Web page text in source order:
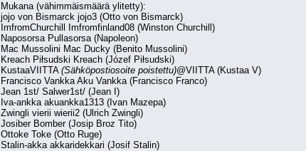
Mukana (vähimmäismäärä ylitetty):
jojo von Bismarck jojo3 (Otto von Bismarck)
ImfromChurchill Imfromfinland08 (Winston Churchill)
Naposorsa Pullasorsa (Napoleon)
Mac Mussolini Mac Ducky (Benito Mussolini)
Kreach Piłsudski Kreach (Józef Piłsudski)
KustaaVIITTA (Sähköpostiosoite poistettu)@VIITTA (Kustaa V)
Francisco Vankka Aku Vankka (Francisco Franco)
Jean 1st/ Salwer1st/ (Jean I)
Iva-ankka akuankka1313 (Ivan Mazepa)
Zwingli vierii wierii2 (Ulrich Zwingli)
Josiber Bomber (Josip Broz Tito)
Ottoke Toke (Otto Ruge)
Stalin-akka akkaridekkari (Josif Stalin)